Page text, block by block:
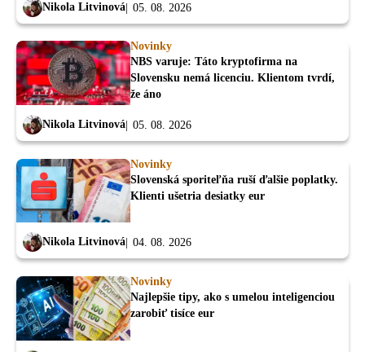
Nikola Litvinová 05. 08. 2026
Novinky
NBS varuje: Táto kryptofirma na
Slovensku nemá licenciu. Klientom tvrdí,
že áno
Nikola Litvinová 05. 08. 2026
Novinky
Slovenská sporiteľňa ruší ďalšie poplatky.
Klienti ušetria desiatky eur
Nikola Litvinová 04. 08. 2026
Novinky
Najlepšie tipy, ako s umelou inteligenciou
zarobiť tisíce eur